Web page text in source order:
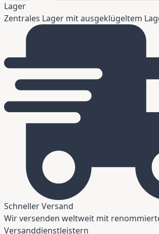
Lager
Zentrales Lager mit ausgeklügeltem
Schneller Versand
Wir versenden weltweit mit
Versanddienstleistern